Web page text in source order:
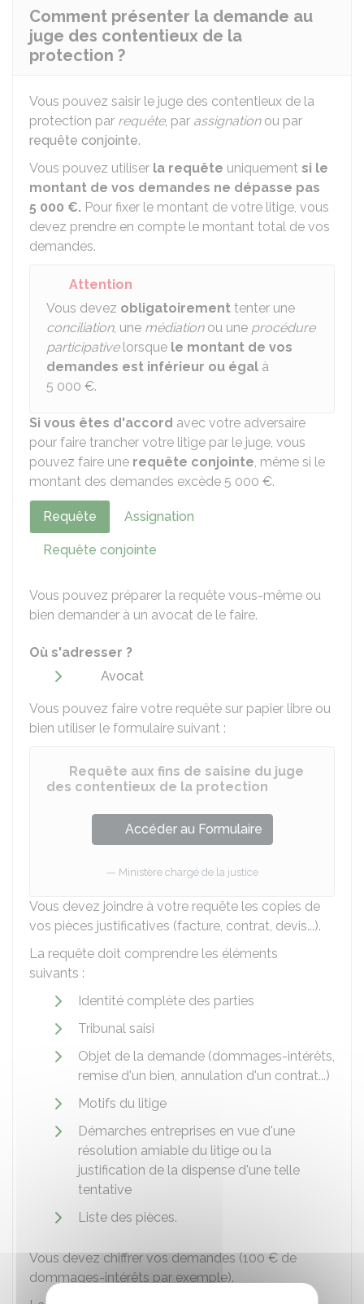
Comment présenter la demande au
juge des contentieux de la
protection ?
Vous pouvez saisir le juge des contentieux de la
protection par requête, par assignationou par
requête conjointe.
Vous pouvez utiliser la requête uniquement si le
montant de vos demandes ne dépasse pas
5 000 €. Pour fixer le montant de votre litige, vous
devez prendre en compte le montant total de vos
demandes.
Attention
Vous devez obligatoirement tenter une
conciliation, une médiationou une procédure
participativelorsque le montant de vos
demandes est inférieur ou égal à
5 000 €.
Si vous êtes d'accord avec votre adversaire
pour faire trancher votre litige par le juge, vous
pouvez faire une requête conjointe, même si le
montant des demandes excède 5 000 €.
Requête Assignation
Requête conjointe
Vous pouvez préparer la requête vous-même ou
bien demander à un avocat de le faire.
Où s'adresser ?
Avocat
Vous pouvez faire votre requête sur papier libre ou
bien utiliser le formulaire suivant :
Requête aux fins de saisine du juge
des contentieux de la protection
Accéder au Formulaire
Ministère chargé de la justice
Vous devez joindre à votre requête les copies de
vos pièces justificatives (facture, contrat, devis...).
La requête doit comprendre les éléments
suivants :
Identité complète des parties
Tribunal saisi
Objet de la demande (dommages-intérêts,
remise d'un bien, annulation d'un contrat...)
Motifs du litige
Démarches entreprises en vue d'une
résolution amiable du litige ou la
justification de la dispense d'une telle
tentative
Liste des pièces.
Vous devez chiffrer vos demandes (100 €de
dommages-intérêts par exemple).